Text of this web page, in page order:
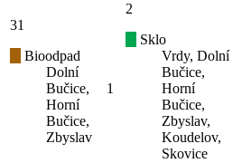
31
Bioodpad
Dolní
Bučice,
Horní
Bučice,
Zbyslav
1
2
Sklo
Vrdy, Dolní
Bučice,
Horní
Bučice,
Zbyslav,
Koudelov,
Skovice